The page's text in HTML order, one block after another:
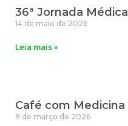
36ª Jornada Médica
14 de maio de 2026
Leia mais »
Café com Medicina
9 de março de 2026